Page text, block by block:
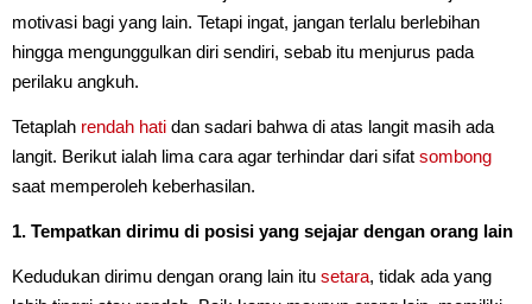
motivasi bagi yang lain. Tetapi ingat, jangan terlalu berlebihan
hingga mengunggulkan diri sendiri, sebab itu menjurus pada
perilaku angkuh.
Tetaplah rendah hati dan sadari bahwa di atas langit masih ada
langit. Berikut ialah lima cara agar terhindar dari sifat sombong
saat memperoleh keberhasilan.
1. Tempatkan dirimu di posisi yang sejajar dengan orang lain
Kedudukan dirimu dengan orang lain itu setara, tidak ada yang